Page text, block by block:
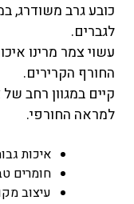
לגברים.
עשוי צמר מרינו
החורף הקרירים.
קיים במגוון רחב
למראה החורפי.
איכות
חומרים
עיצוב